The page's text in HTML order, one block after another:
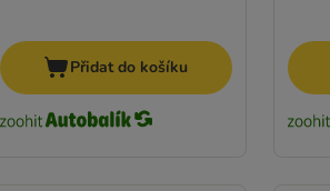
Přidat do košíku